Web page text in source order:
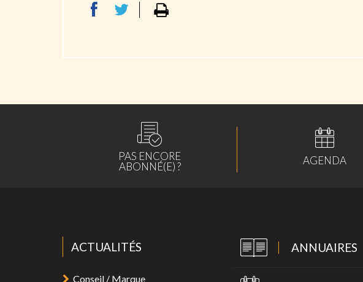
PAS ENCORE
ABONNÉ(E) ?
AGENDA
ACTUALITÉS
Conseil / Marque
ANNUAIRES